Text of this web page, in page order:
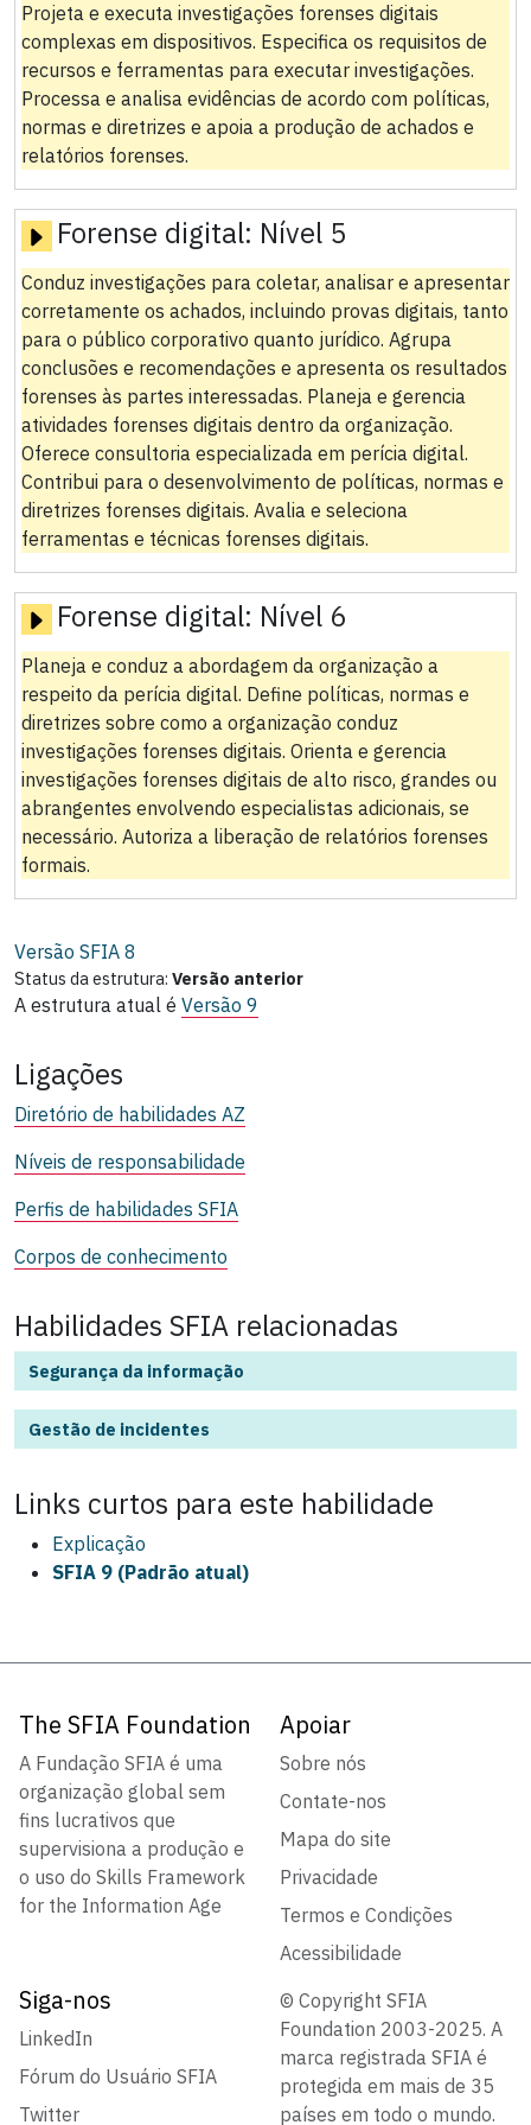
Projeta e executa investigações forenses digitais
complexas em dispositivos. Especifica os requisitos de
recursos e ferramentas para executar investigações.
Processa e analisa evidências de acordo com políticas,
normas e diretrizes e apoia a produção de achados e
relatórios forenses.
Forense digital: Nível 5
Conduz investigações para coletar, analisar e apresentar
corretamente os achados, incluindo provas digitais, tanto
para o público corporativo quanto jurídico. Agrupa
conclusões e recomendações e apresenta os resultados
forenses às partes interessadas. Planeja e gerencia
atividades forenses digitais dentro da organização.
Oferece consultoria especializada em perícia digital.
Contribui para o desenvolvimento de políticas, normas e
diretrizes forenses digitais. Avalia e seleciona
ferramentas e técnicas forenses digitais.
Forense digital: Nível 6
Planeja e conduz a abordagem da organização a
respeito da perícia digital. Define políticas, normas e
diretrizes sobre como a organização conduz
investigações forenses digitais. Orienta e gerencia
investigações forenses digitais de alto risco, grandes ou
abrangentes envolvendo especialistas adicionais, se
necessário. Autoriza a liberação de relatórios forenses
formais.
Versão SFIA 8
Status da estrutura: Versão anterior
A estrutura atual é Versão 9
Ligações
Diretório de habilidades AZ
Níveis de responsabilidade
Perfis de habilidades SFIA
Corpos de conhecimento
Habilidades SFIA relacionadas
Segurança da informação
Gestão de incidentes
Links curtos para este habilidade
Explicação
SFIA 9 (Padrão atual)
The SFIA Foundation
A Fundação SFIA é uma
organização global sem
fins lucrativos que
supervisiona a produção e
o uso do Skills Framework
for the Information Age
Apoiar
Sobre nós
Contate-nos
Mapa do site
Privacidade
Termos e Condições
Acessibilidade
Siga-nos
LinkedIn
Fórum do Usuário SFIA
Twitter
© Copyright SFIA
Foundation 2003-2025. A
marca registrada SFIA é
protegida em mais de 35
países em todo o mundo.